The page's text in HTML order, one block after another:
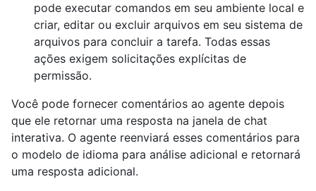
pode executar comandos em seu ambiente local e
criar, editar ou excluir arquivos em seu sistema de
arquivos para concluir a tarefa. Todas essas
ações exigem solicitações explícitas de
permissão.
Você pode fornecer comentários ao agente depois
que ele retornar uma resposta na janela de chat
interativa. O agente reenviará esses comentários para
o modelo de idioma para análise adicional e retornará
uma resposta adicional.